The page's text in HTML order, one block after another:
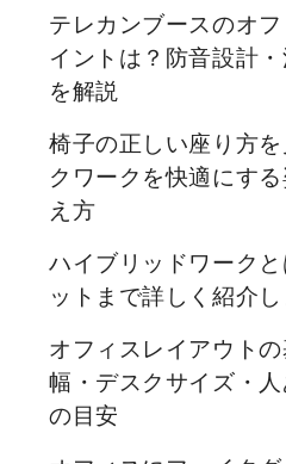
テレカンブースのオ
イントは？防音設計
を解説
椅子の正しい座り方
クワークを快適にす
え方
ハイブリッドワークと
ットまで詳しく紹介し
オフィスレイアウト
幅・デスクサイズ・
の目安